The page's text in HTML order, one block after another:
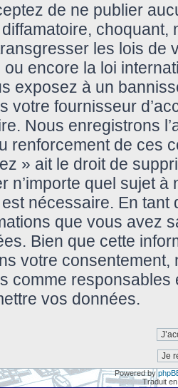
de ne publier
choquant,
les lois de
ou encore la loi
exposez à un
votre fournisseur
Nous enregistrons
renforcement de ces
» ait le droit de
n’importe quel sujet à
nécessaire. En tant
que vous avez
Bien que cette
votre
comme
vos données.
Powered by
Traduit